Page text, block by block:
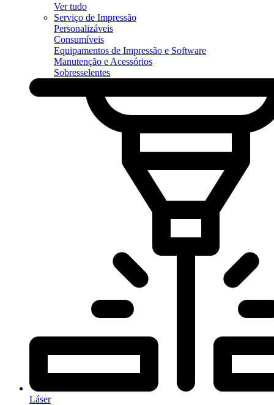
Ver tudo
Serviço de Impressão
Personalizáveis
Consumíveis
Equipamentos de Impressão e Software
Manutenção e Acessórios
Sobresselentes
Láser